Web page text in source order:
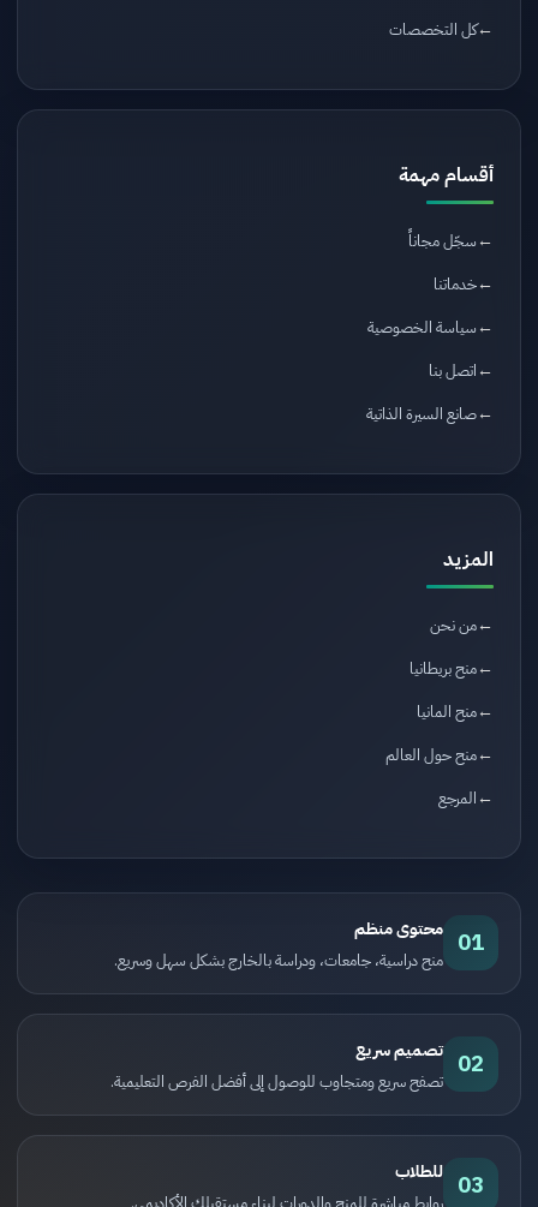
كل التخصصات
أقسام مهمة
سجّل مجاناً
خدماتنا
سياسة الخصوصية
اتصل بنا
صانع السيرة الذاتية
المزيد
من نحن
منح بريطانيا
منح المانيا
منح حول العالم
المرجع
01 محتوى منظم
منح دراسية، جامعات، ودراسة بالخارج بشكل سهل وسريع.
02 تصميم سريع
تصفح سريع ومتجاوب للوصول إلى أفضل الفرص التعليمية.
03 للطلاب